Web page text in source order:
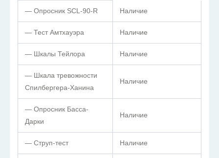
— Опросник SCL-90-R Наличие
— Тест Амтхауэра Наличие
— Шкалы Тейлора Наличие
— Шкала тревожности
Спилбергера-Ханина
Наличие
— Опросник Басса-
Дарки
Наличие
— Струп-тест Наличие